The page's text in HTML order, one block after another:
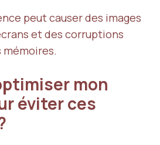
peut causer des images
et des corruptions
mémoires.
mon
éviter ces